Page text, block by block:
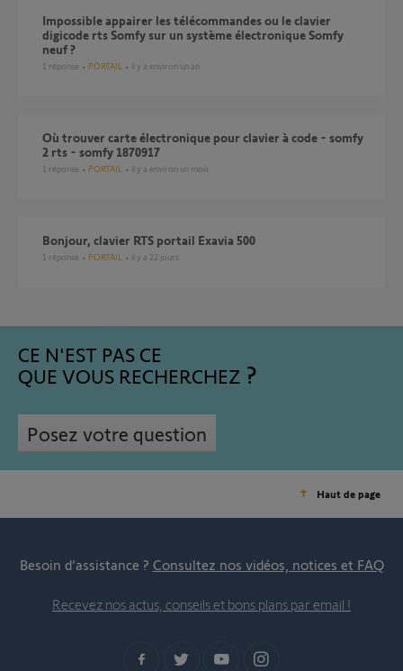
Impossible appairer les télécommandes ou le clavier
digicode rts Somfy sur un système électronique Somfy
neuf ?
1 réponse PORTAIL il y a environ un an
Où trouver carte électronique pour clavier à code - somfy
2 rts - somfy 1870917
1 réponse PORTAIL il y a environ un mois
Bonjour, clavier RTS portail Exavia 500
1 réponse PORTAIL il y a 22 jours
CE N'EST PAS CE
QUE VOUS RECHERCHEZ
Posez votre question
Haut de page
Besoin d’assistance ? Consultez nos vidéos, notices et FAQ
Recevez nos actus, conseils et bons plans par email !